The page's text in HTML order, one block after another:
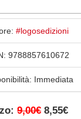
#logosedizioni
9788857610672
Immediata
9,00€ 8,55€